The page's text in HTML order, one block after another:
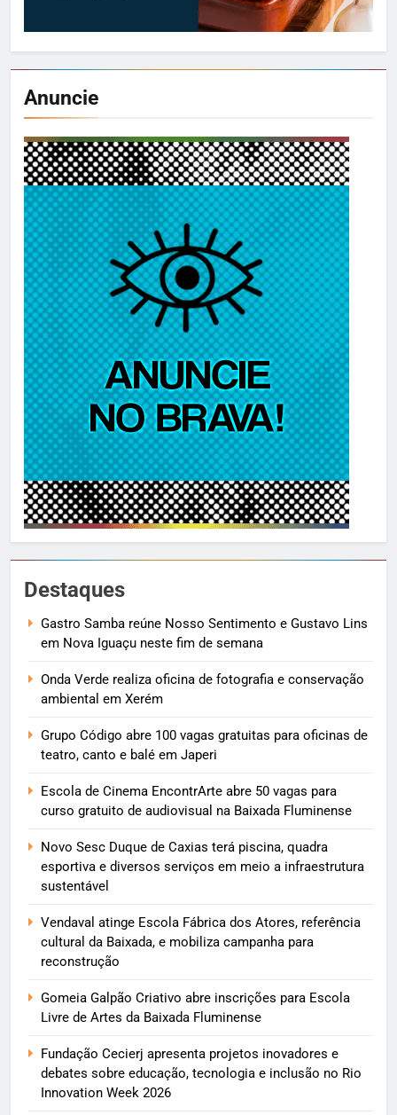
Anuncie
Destaques
Gastro Samba reúne Nosso Sentimento e Gustavo Lins
em Nova Iguaçu neste fim de semana
Onda Verde realiza oficina de fotografia e conservação
ambiental em Xerém
Grupo Código abre 100 vagas gratuitas para oficinas de
teatro, canto e balé em Japeri
Escola de Cinema EncontrArte abre 50 vagas para
curso gratuito de audiovisual na Baixada Fluminense
Novo Sesc Duque de Caxias terá piscina, quadra
esportiva e diversos serviços em meio a infraestrutura
sustentável
Vendaval atinge Escola Fábrica dos Atores, referência
cultural da Baixada, e mobiliza campanha para
reconstrução
Gomeia Galpão Criativo abre inscrições para Escola
Livre de Artes da Baixada Fluminense
Fundação Cecierj apresenta projetos inovadores e
debates sobre educação, tecnologia e inclusão no Rio
Innovation Week 2026